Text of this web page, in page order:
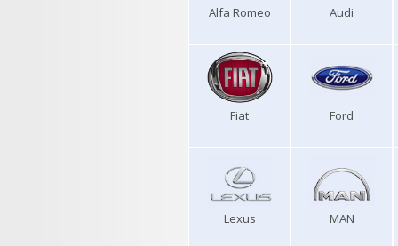
Alfa Romeo Audi
Fiat Ford
Lexus MAN